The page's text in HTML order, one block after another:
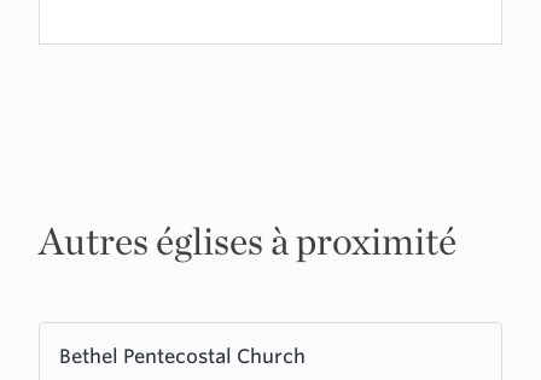
Autres églises à proximité
Bethel Pentecostal Church
more